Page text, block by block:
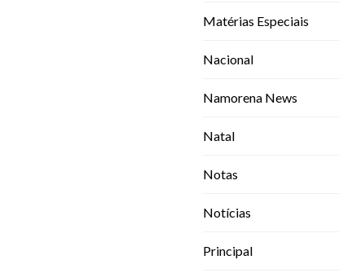
Matérias Especiais
Nacional
Namorena News
Natal
Notas
Notícias
Principal